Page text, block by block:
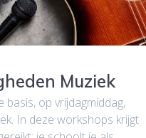
Muziek
basis, op vrijdagmiddag,
In deze workshops krijgt